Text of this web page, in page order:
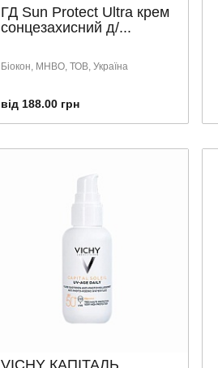
ГД Sun Protect Ultra крем
сонцезахисний д/...
Біокон, МНВО, ТОВ, Україна
від 188.00 грн
VICHY КАПІТАЛЬ